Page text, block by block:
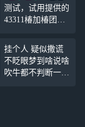
测试，试用提供的
43311椿加椿团子
通用伤害攻击，1
爆击攻击团子（15
0727）比3红攻击
爆伤，2通用伤害
挂个人 疑似撒谎
不眨眼梦到啥说啥
吹牛都不判断一下